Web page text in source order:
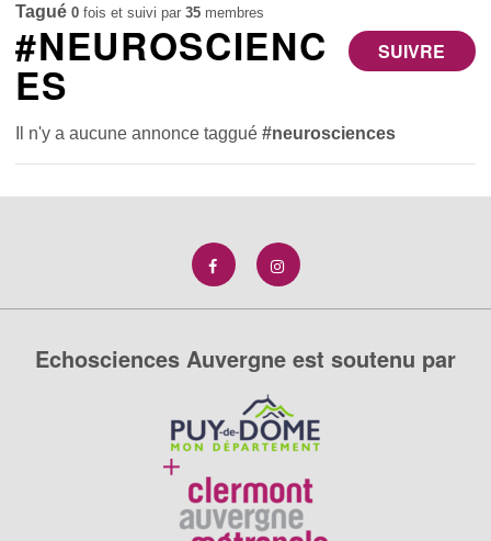
Tagué 0 fois et suivi par35 membres
SUIVRE
#NEUROSCIENC
ES
Il n'y a aucune annonce taggué#neurosciences
Echosciences Auvergne est soutenu par